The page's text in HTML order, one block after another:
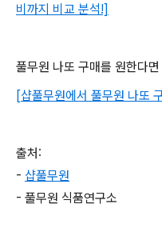
비까지 비교 분석!]
풀무원 나또 구매를 원한다면
[샵풀무원에서 풀무원 나또
출처:
- 샵풀무원
- 풀무원 식품연구소